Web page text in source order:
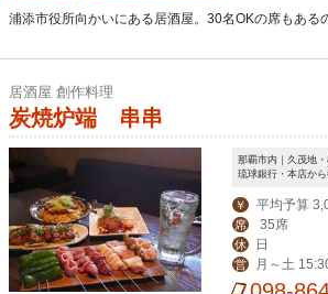
浦添市役所向かいにある居酒屋。30名OKの席もある
居酒屋 創作料理
炭焼炉端 串串
那覇市内｜久茂地・
琉球銀行・本店か
￥ 平均予算
席 35席
休 日
営 月～土